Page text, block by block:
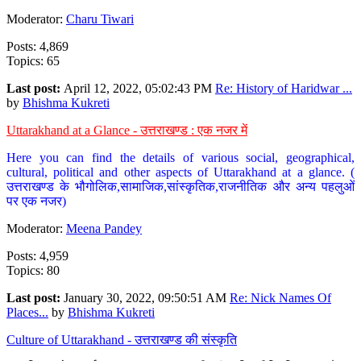
Moderator: Charu Tiwari
Posts: 4,869
Topics: 65
Last post: April 12, 2022, 05:02:43 PM Re: History of Haridwar ...
by Bhishma Kukreti
Uttarakhand at a Glance - उत्तराखण्ड : एक नजर में
Here you can find the details of various social, geographical,
cultural, political and other aspects of Uttarakhand at a glance. (
उत्तराखण्ड के भौगोलिक,सामाजिक,सांस्कृतिक,राजनीतिक और अन्य पहलुओं
पर एक नजर)
Moderator: Meena Pandey
Posts: 4,959
Topics: 80
Last post: January 30, 2022, 09:50:51 AM Re: Nick Names Of
Places... by Bhishma Kukreti
Culture of Uttarakhand - उत्तराखण्ड की संस्कृति